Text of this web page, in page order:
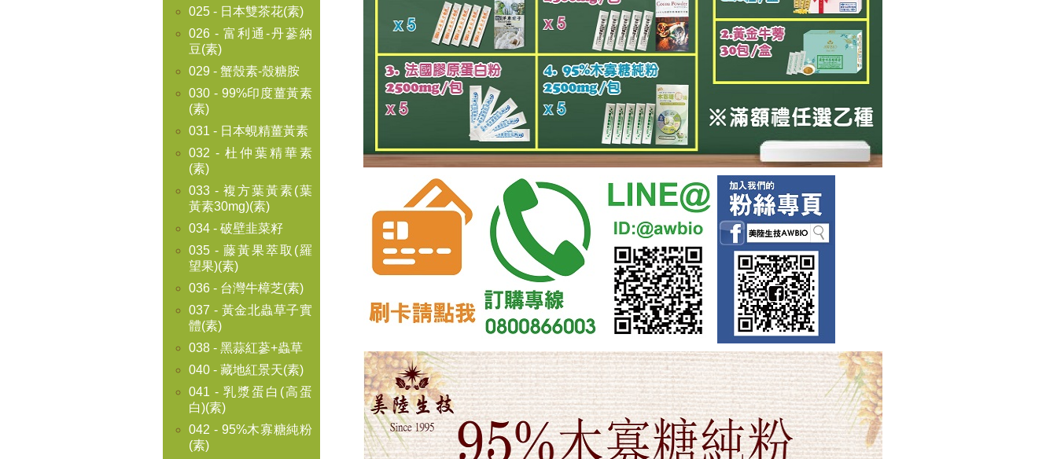
025 - 日本雙茶花(素)
026 - 富利通-丹蔘納
豆(素)
029 - 蟹殼素-殼糖胺
030 - 99%印度薑黃素
(素)
031 - 日本蜆精薑黃素
032 - 杜仲葉精華素
(素)
033 - 複方葉黃素(葉
黃素30mg)(素)
034 - 破壁韭菜籽
035 - 藤黃果萃取(羅
望果)(素)
036 - 台灣牛樟芝(素)
037 - 黃金北蟲草子實
體(素)
038 - 黑蒜紅蔘+蟲草
040 - 藏地紅景天(素)
041 - 乳漿蛋白(高蛋
白)(素)
042 - 95%木寡糖純粉
(素)